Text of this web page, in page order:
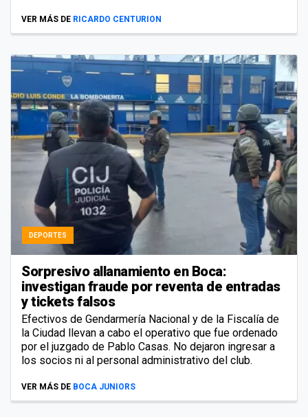
VER MÁS DE RICARDO CENTURION
DEPORTES
Sorpresivo allanamiento en Boca:
investigan fraude por reventa de entradas
y tickets falsos
Efectivos de Gendarmería Nacional y de la Fiscalía de
la Ciudad llevan a cabo el operativo que fue ordenado
por el juzgado de Pablo Casas. No dejaron ingresar a
los socios ni al personal administrativo del club.
VER MÁS DE BOCA JUNIORS